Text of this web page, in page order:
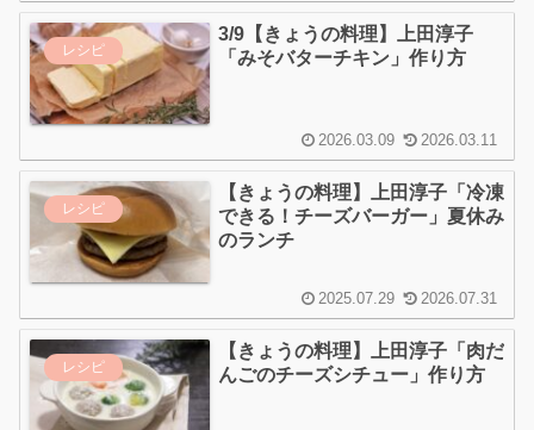
レシピ
3/9【きょうの料理】上田淳子
「みそバターチキン」作り方
2026.03.09 2026.03.11
レシピ
【きょうの料理】上田淳子「冷凍
できる！チーズバーガー」夏休み
のランチ
2025.07.29 2026.07.31
レシピ
【きょうの料理】上田淳子「肉だ
んごのチーズシチュー」作り方